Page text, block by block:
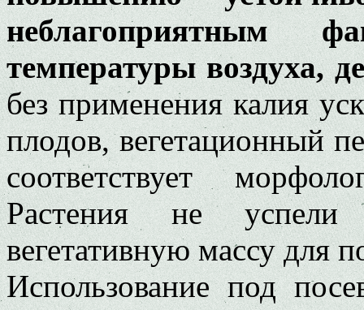
неблагоприятным
температуры воздуха,
без применения калия
плодов, вегетационный
соответствует
Растения не успели
вегетативную массу для
Использование под